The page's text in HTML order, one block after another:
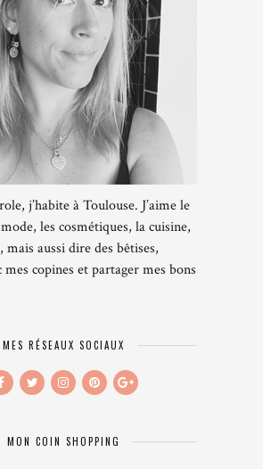
j’habite à Toulouse. J’aime le
les cosmétiques, la cuisine,
aussi dire des bêtises,
mes copines et partager mes bons
MES RÉSEAUX SOCIAUX
MON COIN SHOPPING